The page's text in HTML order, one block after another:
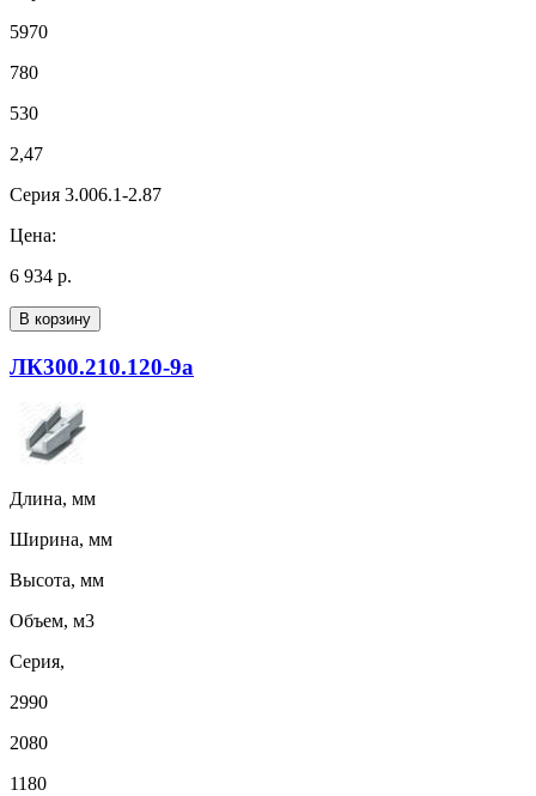
5970
780
530
2,47
Серия 3.006.1-2.87
Цена:
6 934 р.
В корзину
ЛК300.210.120-9а
Длина, мм
Ширина, мм
Высота, мм
Объем, м3
Серия,
2990
2080
1180